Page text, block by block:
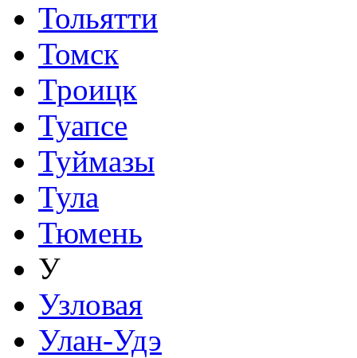
Тольятти
Томск
Троицк
Туапсе
Туймазы
Тула
Тюмень
У
Узловая
Улан-Удэ